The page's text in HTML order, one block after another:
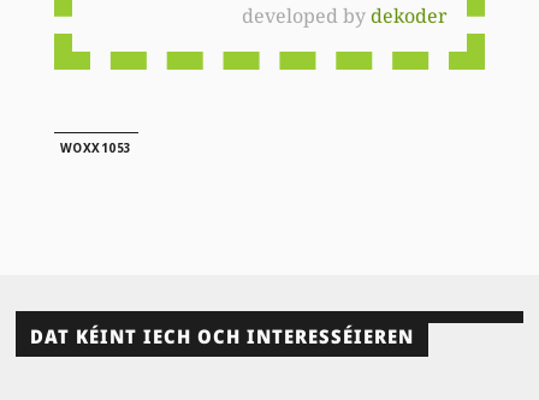
developed bydekoder
WOXX1053
DAT KÉINT IECH OCH INTERESSÉIEREN